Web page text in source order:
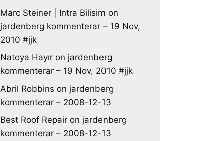
Marc Steiner | Intra Bilisim on
jardenberg kommenterar – 19 Nov,
2010 #jjk
Natoya Hayır on jardenberg
kommenterar – 19 Nov, 2010 #jjk
Abril Robbins on jardenberg
kommenterar – 2008-12-13
Best Roof Repair on jardenberg
kommenterar – 2008-12-13